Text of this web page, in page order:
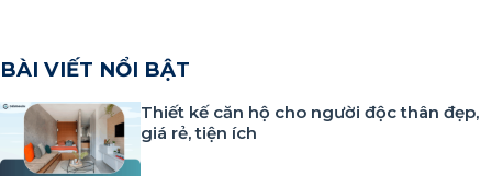
BÀI VIẾT NỔI BẬT
Thiết kế căn hộ cho người độc thân đẹp,
giá rẻ, tiện ích